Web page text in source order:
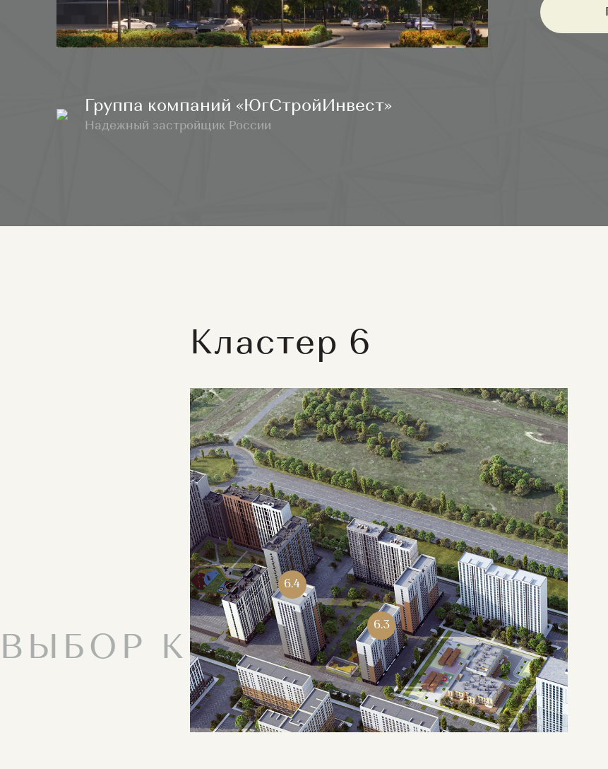
Группа компаний «ЮгСтройИнвест»
Надежный застройщик России
ВЫБОР КВАРТИР
Кластер 6
6.3
6.4